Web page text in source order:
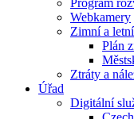
Program
Webkamery
Zimní a
Plán
Ztráty a
Úřad
Digitální